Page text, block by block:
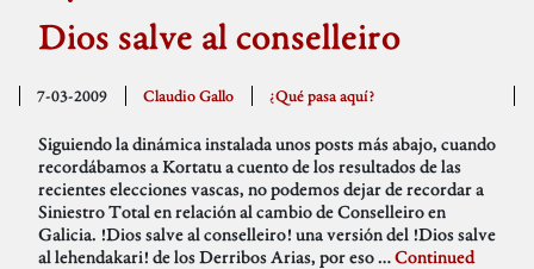
Dios salve al conselleiro
7-03-2009 Claudio Gallo ¿Qué pasa aquí?
Siguiendo la dinámica instalada unos posts más abajo, cuando
recordábamos a Kortatu a cuento de los resultados de las
recientes elecciones vascas, no podemos dejar de recordar a
Siniestro Total en relación al cambio de Conselleiro en
Galicia. !Dios salve al conselleiro! una versión del !Dios salve
al lehendakari! de los Derribos Arias, por eso …Continued